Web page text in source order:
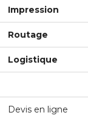
Impression
Routage
Logistique
Devis en ligne